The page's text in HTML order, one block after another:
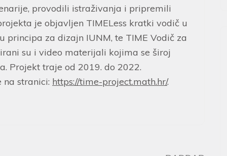
provodili istraživanja i pripremili
je objavljen TIMELess kratki vodič u
principa za dizajn IUNM, te TIME Vodič za
su i video materijali kojima se široj
Projekt traje od 2019. do 2022.
na stranici: https://time-project.math.hr/.